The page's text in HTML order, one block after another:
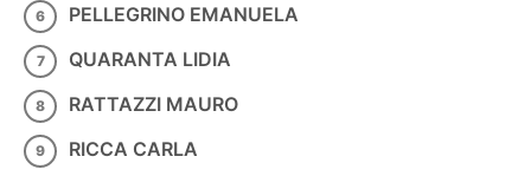
PELLEGRINO EMANUELA
QUARANTA LIDIA
RATTAZZI MAURO
RICCA CARLA